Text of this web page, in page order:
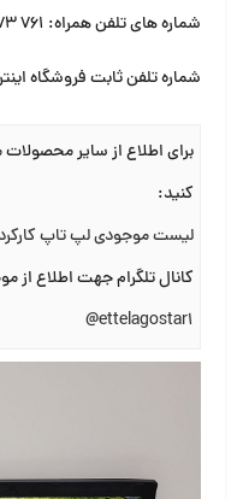
شماره های تلفن همراه: ۷۶۱ ۷۳ ۷۳ ۰۹۱۲
شماره تلفن ثابت فروشگاه
برای اطلاع از سایر
کنید:
لیست موجودی لپ تاپ
کانال تلگرام جهت اطلاع از
@ettelagostar1